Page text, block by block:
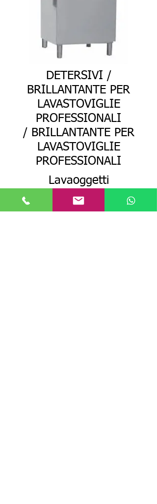
DETERSIVI /
BRILLANTANTE PER
LAVASTOVIGLIE
PROFESSIONALI
​/ BRILLANTANTE PER
LAVASTOVIGLIE
PROFESSIONALI
Lavaoggetti